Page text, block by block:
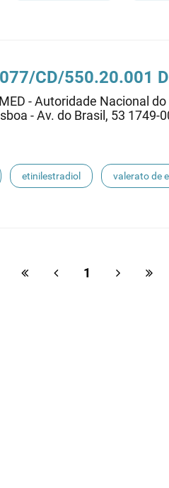
CD/550.20.001
- Autoridade Nacional
- Av. do Brasil, 53 1749-
etinilestradiol valerato de
1